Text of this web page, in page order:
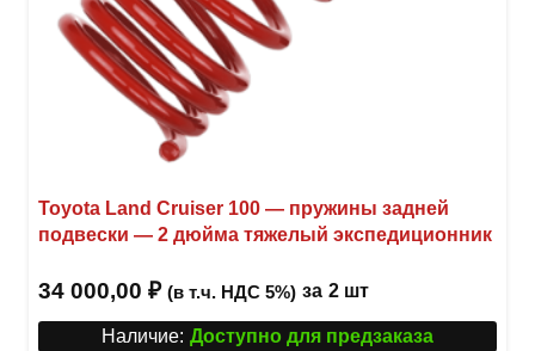
Toyota Land Cruiser 100 — пружины задней
подвески — 2 дюйма тяжелый экспедиционник
34 000,00 ₽ (в т.ч. НДС 5%) за 2 шт
Наличие: Доступно для предзаказа